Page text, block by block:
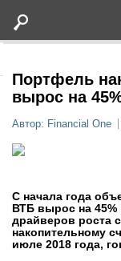
Статьи
Lifestyle
Портфель
вырос на
Автор: Financial One
С начала года
ВТБ вырос на 45%
драйверов роста
накопительному
июле 2018 года,